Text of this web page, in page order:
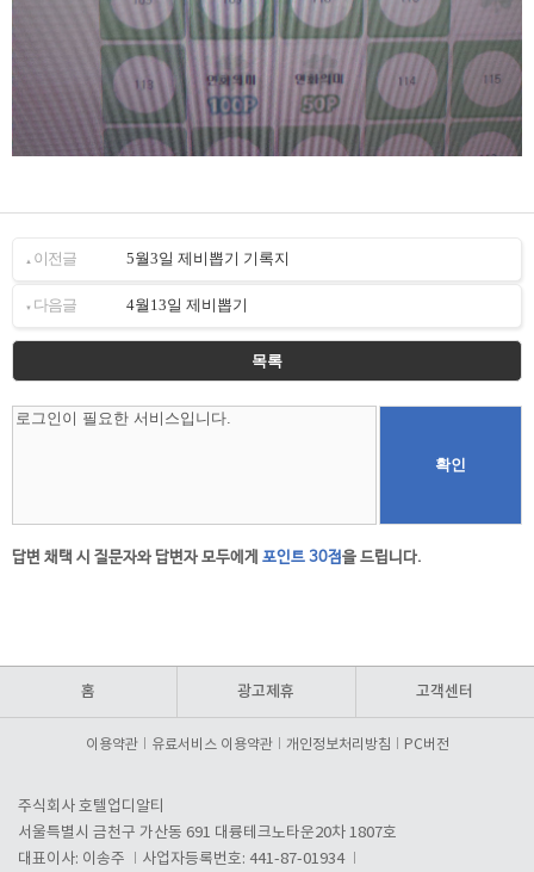
▲ 이전글 5월3일 제비뽑기 기록지
▼ 다음글 4월13일 제비뽑기
목록
홈 광고제휴 고객센터
이용약관 유료서비스 이용약관 개인정보처리방침 PC버전
주식회사 호텔업디알티
서울특별시 금천구 가산동 691 대륭테크노타운20차 1807호
대표이사: 이송주
사업자등록번호: 441-87-01934